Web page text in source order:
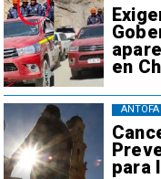
en
para